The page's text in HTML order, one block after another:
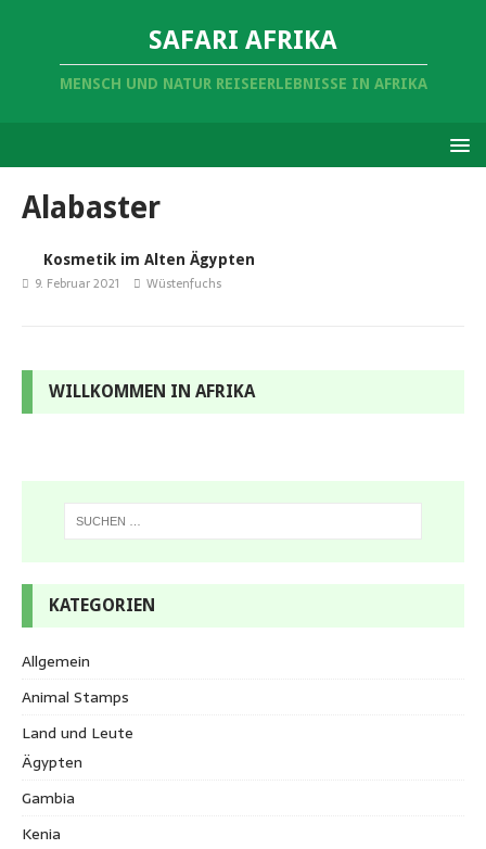
SAFARI AFRIKA
MENSCH UND NATUR REISEERLEBNISSE IN AFRIKA
Alabaster
Kosmetik im Alten Ägypten
9. Februar 2021 Wüstenfuchs
WILLKOMMEN IN AFRIKA
KATEGORIEN
Allgemein
Animal Stamps
Land und Leute
Ägypten
Gambia
Kenia